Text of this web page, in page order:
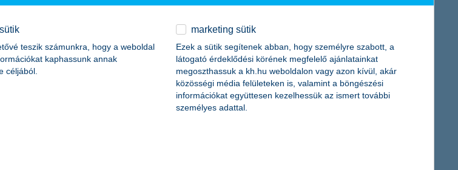
teszik számunkra, hogy a weboldal
kaphassunk annak
céljából.
marketing sütik
Ezek a sütik segítenek abban, hogy személyre szabott, a
látogató érdeklődési körének megfelelő ajánlatainkat
megoszthassuk a kh.hu weboldalon vagy azon kívül, akár
közösségi média felületeken is, valamint a böngészési
információkat együttesen kezelhessük az ismert további
személyes adattal.